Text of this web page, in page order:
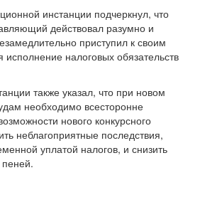
инстанции подчеркнул, что
действовал разумно и
приступил к своим
налоговых обязательств
также указал, что при новом
необходимо всесторонне
нового конкурсного
неблагоприятные последствия,
уплатой налогов, и снизить